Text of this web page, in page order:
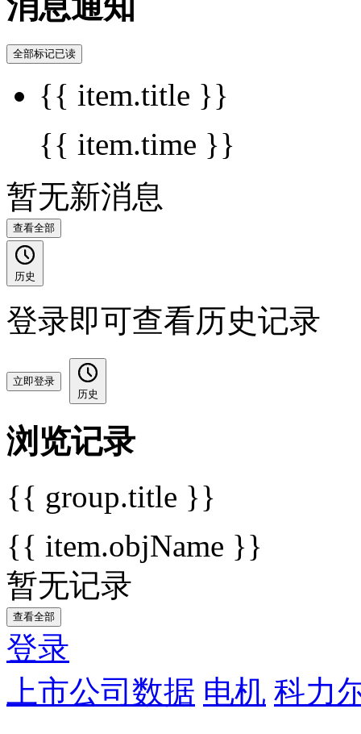
全部标记已读
{{ item.title }}
{{ item.time }}
暂无新消息
查看全部
历史
登录即可查看历史记录
立即登录
历史
浏览记录
{{ group.title }}
{{ item.objName }}
暂无记录
查看全部
登录
上市公司数据 电机 科力